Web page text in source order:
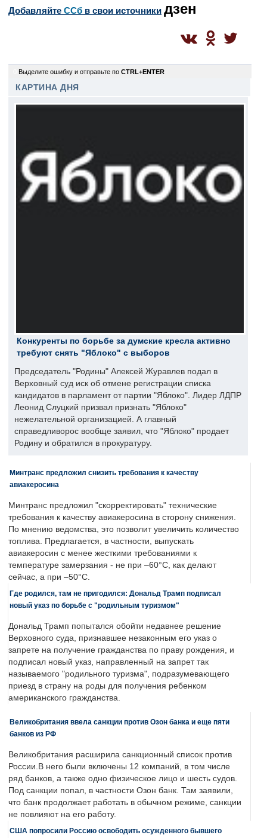
Добавляйте CСб в свои источники дзен
Выделите ошибку и отправьте по CTRL+ENTER
КАРТИНА ДНЯ
Конкуренты по борьбе за думские кресла активно
требуют снять "Яблоко" с выборов
Председатель "Родины" Алексей Журавлев подал в
Верховный суд иск об отмене регистрации списка
кандидатов в парламент от партии "Яблоко". Лидер ЛДПР
Леонид Слуцкий призвал признать "Яблоко"
нежелательной организацией. А главный
справедливорос вообще заявил, что "Яблоко" продает
Родину и обратился в прокуратуру.
Минтранс предложил снизить требования к качеству
авиакеросина
Минтранс предложил "скорректировать" технические
требования к качеству авиакеросина в сторону снижения.
По мнению ведомства, это позволит увеличить количество
топлива. Предлагается, в частности, выпускать
авиакеросин с менее жесткими требованиями к
температуре замерзания - не при –60°C, как делают
сейчас, а при –50°C.
Где родился, там не пригодился: Дональд Трамп подписал
новый указ по борьбе с "родильным туризмом"
Дональд Трамп попытался обойти недавнее решение
Верховного суда, признавшее незаконным его указ о
запрете на получение гражданства по праву рождения, и
подписал новый указ, направленный на запрет так
называемого "родильного туризма", подразумевающего
приезд в страну на роды для получения ребенком
американского гражданства.
Великобритания ввела санкции против Озон банка и еще пяти
банков из РФ
Великобритания расширила санкционный список против
России.В него были включены 12 компаний, в том числе
ряд банков, а также одно физическое лицо и шесть судов.
Под санкции попал, в частности Озон банк. Там заявили,
что банк продолжает работать в обычном режиме, санкции
не повлияют на его работу.
США попросили Россию освободить осужденного бывшего